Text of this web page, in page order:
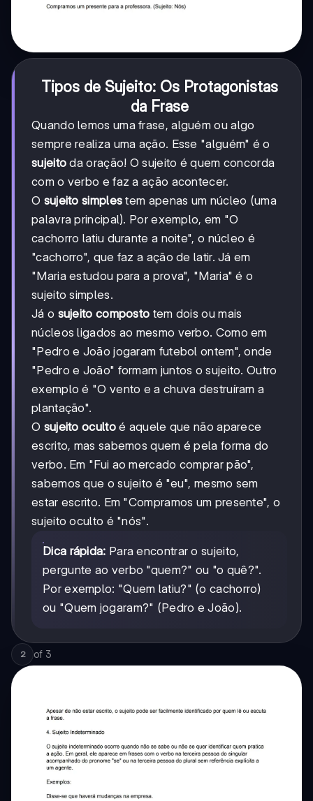
Tipos de Sujeito: Os Protagonistas
da Frase
Quando lemos uma frase, alguém ou algo
sempre realiza uma ação. Esse "alguém" é o
sujeito da oração! O sujeito é quem concorda
com o verbo e faz a ação acontecer.
O sujeito simples tem apenas um núcleo (uma
palavra principal). Por exemplo, em "O
cachorro latiu durante a noite", o núcleo é
"cachorro", que faz a ação de latir. Já em
"Maria estudou para a prova", "Maria" é o
sujeito simples.
Já o sujeito composto tem dois ou mais
núcleos ligados ao mesmo verbo. Como em
"Pedro e João jogaram futebol ontem", onde
"Pedro e João" formam juntos o sujeito. Outro
exemplo é "O vento e a chuva destruíram a
plantação".
O sujeito ocultoé aquele que não aparece
escrito, mas sabemos quem é pela forma do
verbo. Em "Fui ao mercado comprar pão",
sabemos que o sujeito é "eu", mesmo sem
estar escrito. Em "Compramos um presente", o
sujeito oculto é "nós".
Dica rápida: Para encontrar o sujeito,
pergunte ao verbo "quem?" ou "o quê?".
Por exemplo: "Quem latiu?" (o cachorro)
ou "Quem jogaram?" (Pedro e João).
2 of 3